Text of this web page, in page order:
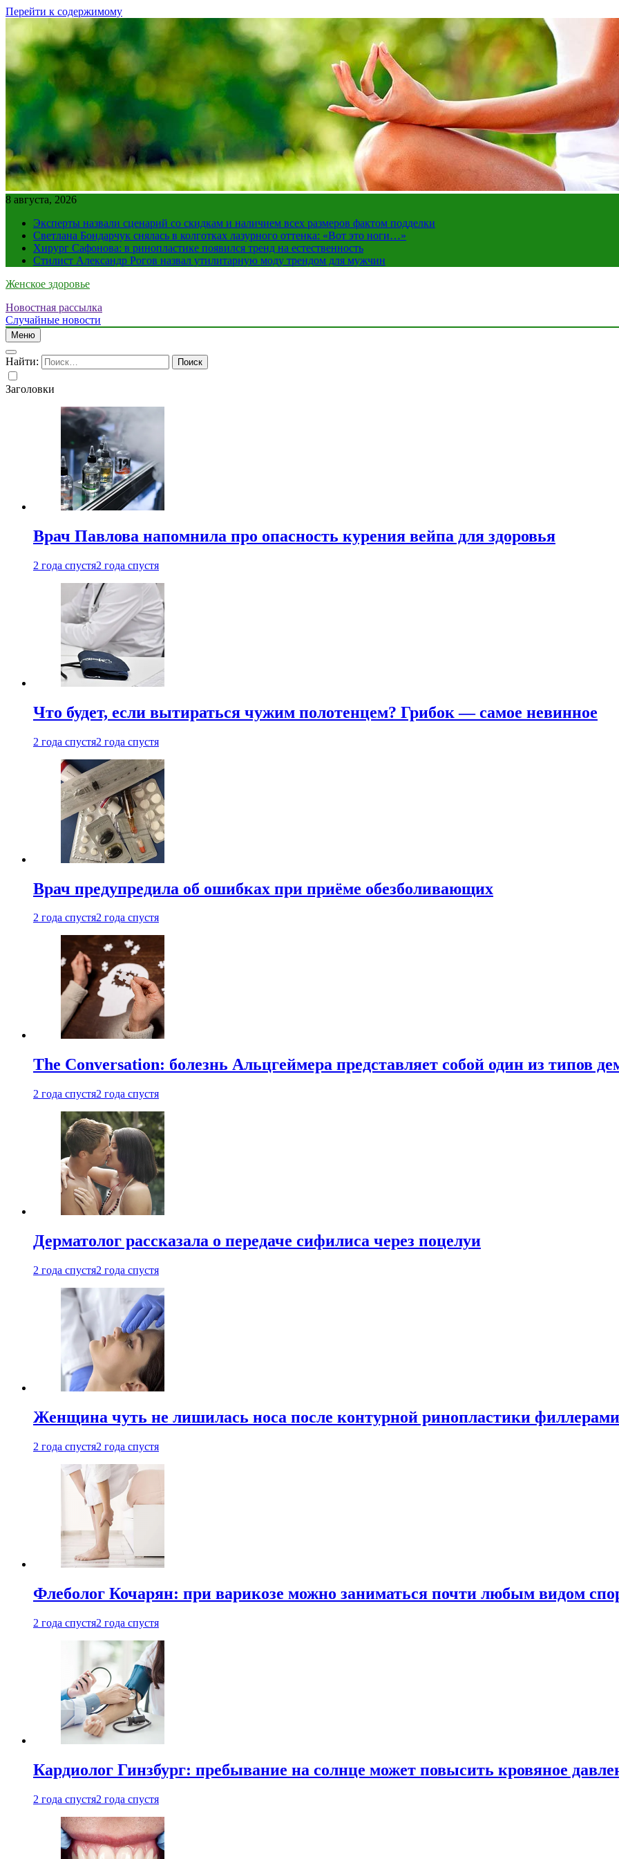
Перейти к содержимому
8 августа, 2026
Эксперты назвали сценарий со скидкам и наличием всех размеров фактом подделки
Светлана Бондарчук снялась в колготках лазурного оттенка: «Вот это ноги…»
Хирург Сафонова: в ринопластике появился тренд на естественность
Стилист Александр Рогов назвал утилитарную моду трендом для мужчин
Женское здоровье
Новостная рассылка
Случайные новости
Меню
Найти:
Заголовки
Врач Павлова напомнила про опасность курения вейпа для здоровья
2 года спустя2 года спустя
Что будет, если вытираться чужим полотенцем? Грибок — самое невинное
2 года спустя2 года спустя
Врач предупредила об ошибках при приëме обезболивающих
2 года спустя2 года спустя
The Conversation: болезнь Альцгеймера представляет собой один из типов
2 года спустя2 года спустя
Дерматолог рассказала о передаче сифилиса через поцелуи
2 года спустя2 года спустя
Женщина чуть не лишилась носа после контурной ринопластики филлерами
2 года спустя2 года спустя
Флеболог Кочарян: при варикозе можно заниматься почти любым видом
2 года спустя2 года спустя
Кардиолог Гинзбург: пребывание на солнце может повысить кровяное
2 года спустя2 года спустя